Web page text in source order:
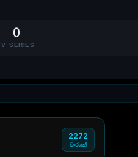
0
SERIES
2272
වාරයක්